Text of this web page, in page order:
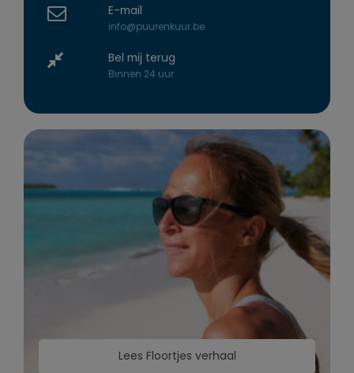
E-mail
info@puurenkuur.be
Bel mij terug
Binnen 24 uur
Lees Floortjes verhaal